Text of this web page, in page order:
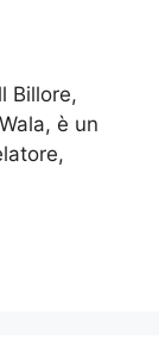
Billore,
è un